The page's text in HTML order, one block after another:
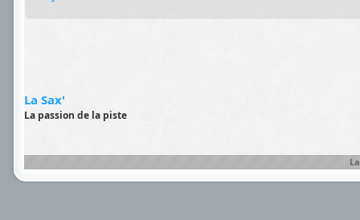
La Sax'
La passion de la piste